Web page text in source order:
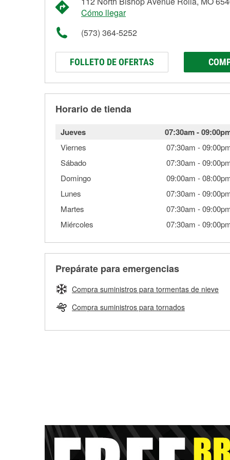
Cómo llegar
(573) 364-5252
FOLLETO DE OFERTAS
Horario de tienda
Jueves 07:30am-
Viernes 07:30am -
Sábado
07:30am -
Domingo
09:00am -
Lunes
07:30am -
Martes
07:30am -
Miércoles
07:30am -
Prepárate para emergencias
Compra suministros para tormentas de nieve
Compra suministros para tornados